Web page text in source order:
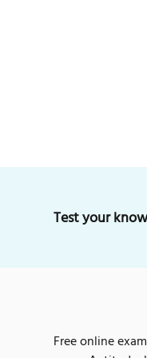
Test your
Free online